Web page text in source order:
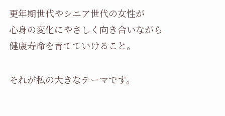
更年期世代やシニア世代の女性が
心身の変化にやさしく向き合いながら
健康寿命を育てていけること。
それが私の大きなテーマです。